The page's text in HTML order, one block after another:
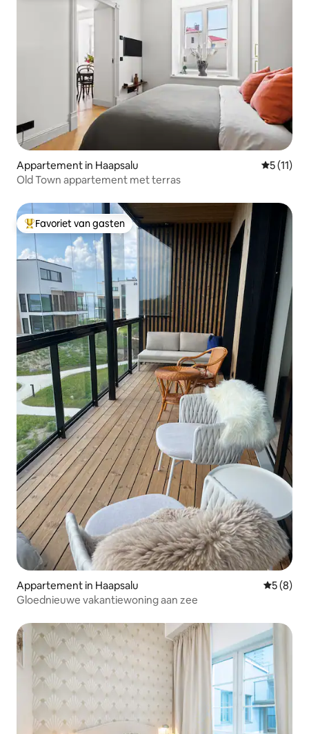
Appartement in Haapsalu
5 (11)
Old Town appartement met terras
Topfavoriet van gasten
Favoriet van gasten
Appartement in Haapsalu
5 (8)
Gloednieuwe vakantiewoning aan zee